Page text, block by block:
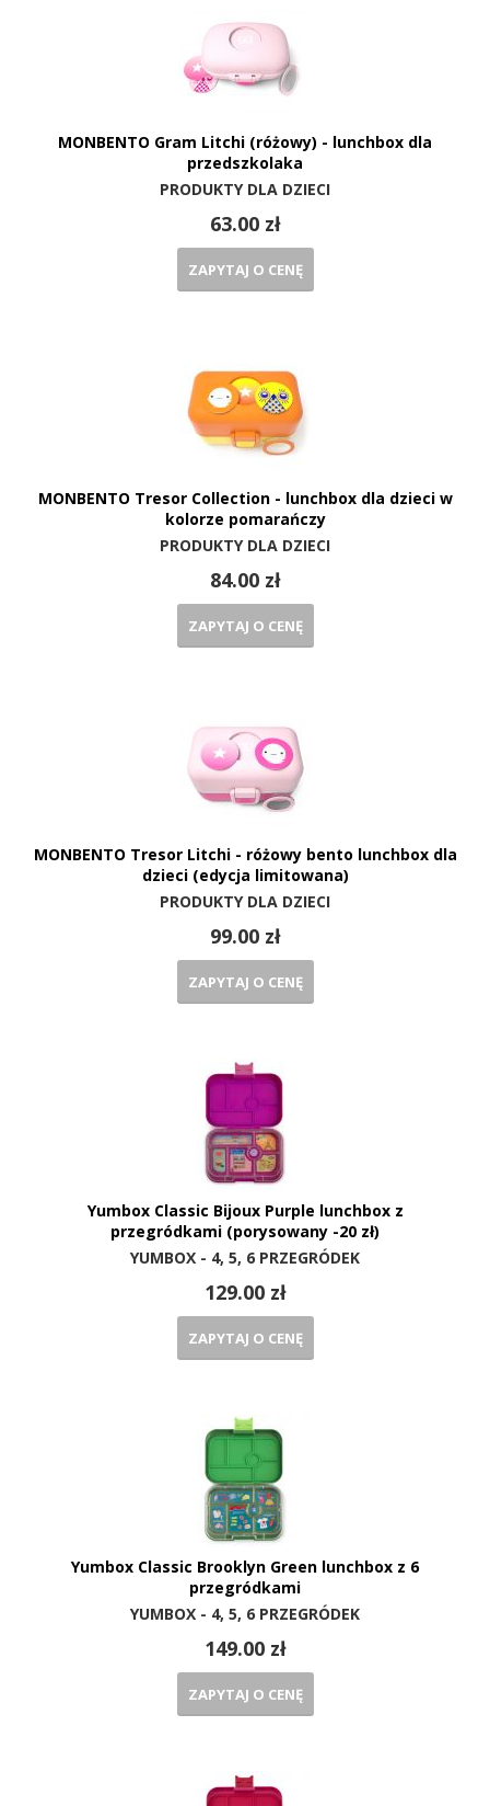
MONBENTO Gram Litchi (różowy) - lunchbox dla
przedszkolaka
PRODUKTY DLA DZIECI
63.00 zł
ZAPYTAJ O CENĘ
MONBENTO Tresor Collection - lunchbox dla dzieci w
kolorze pomarańczy
PRODUKTY DLA DZIECI
84.00 zł
ZAPYTAJ O CENĘ
MONBENTO Tresor Litchi - różowy bento lunchbox dla
dzieci (edycja limitowana)
PRODUKTY DLA DZIECI
99.00 zł
ZAPYTAJ O CENĘ
Yumbox Classic Bijoux Purple lunchbox z
przegródkami (porysowany -20 zł)
YUMBOX - 4, 5, 6 PRZEGRÓDEK
129.00 zł
ZAPYTAJ O CENĘ
Yumbox Classic Brooklyn Green lunchbox z 6
przegródkami
YUMBOX - 4, 5, 6 PRZEGRÓDEK
149.00 zł
ZAPYTAJ O CENĘ